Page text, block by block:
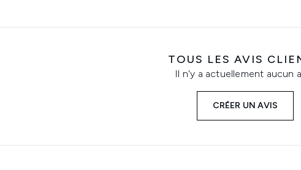
TOUS LES AVIS
Il n'y a actuellement aucun
CRÉER UN AVIS